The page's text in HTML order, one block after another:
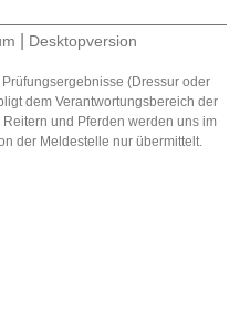
Desktopversion
(Dressur oder
dem Verantwortungsbereich der
und Pferden werden uns im
der Meldestelle nur übermittelt.